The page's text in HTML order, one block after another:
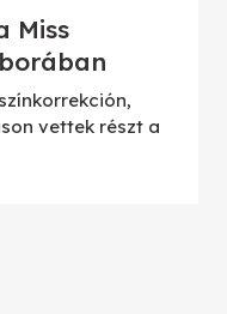
Miss
vettek részt a